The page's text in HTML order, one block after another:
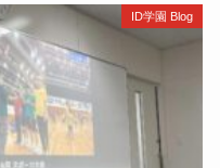
ID学園 Blog